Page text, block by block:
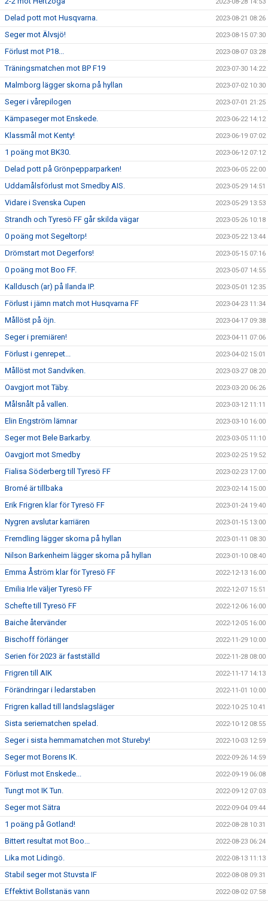
Delad pott mot Husqvarna. 2023-08-21 08:26
Seger mot Älvsjö! 2023-08-15 07:30
Förlust mot P18... 2023-08-07 03:28
Träningsmatchen mot BP F19 2023-07-30 14:22
Malmborg lägger skorna på hyllan 2023-07-02 10:30
Seger i vårepilogen 2023-07-01 21:25
Kämpaseger mot Enskede. 2023-06-22 14:12
Klassmål mot Kenty! 2023-06-19 07:02
1 poäng mot BK30. 2023-06-12 07:12
Delad pott på Grönpepparparken! 2023-06-05 22:00
Uddamålsförlust mot Smedby AIS. 2023-05-29 14:51
Vidare i Svenska Cupen 2023-05-29 13:53
Strandh och Tyresö FF går skilda vägar 2023-05-26 10:18
0 poäng mot Segeltorp! 2023-05-22 13:44
Drömstart mot Degerfors! 2023-05-15 07:16
0 poäng mot Boo FF. 2023-05-07 14:55
Kalldusch (ar) på Ilanda IP. 2023-05-01 12:35
Förlust i jämn match mot Husqvarna FF 2023-04-23 11:34
Mållöst på öjn. 2023-04-17 09:38
Seger i premiären! 2023-04-11 07:06
Förlust i genrepet... 2023-04-02 15:01
Mållöst mot Sandviken. 2023-03-27 08:20
Oavgjort mot Täby. 2023-03-20 06:26
Målsnålt på vallen. 2023-03-12 11:11
Elin Engström lämnar 2023-03-10 16:00
Seger mot Bele Barkarby. 2023-03-05 11:10
Oavgjort mot Smedby 2023-02-25 19:52
Fialisa Söderberg till Tyresö FF 2023-02-23 17:00
Bromé är tillbaka 2023-02-14 15:00
Erik Frigren klar för Tyresö FF 2023-01-24 19:40
Nygren avslutar karriären 2023-01-15 13:00
Fremdling lägger skorna på hyllan 2023-01-11 08:30
Nilson Barkenheim lägger skorna på hyllan 2023-01-10 08:40
Emma Åström klar för Tyresö FF 2022-12-13 16:00
Emilia Irle väljer Tyresö FF 2022-12-07 15:51
Schefte till Tyresö FF 2022-12-06 16:00
Baiche återvänder 2022-12-05 16:00
Bischoff förlänger 2022-11-29 10:00
Serien för 2023 är fastställd 2022-11-28 08:00
Frigren till AIK 2022-11-17 14:13
Förändringar i ledarstaben 2022-11-01 10:00
Frigren kallad till landslagsläger 2022-10-25 10:41
Sista seriematchen spelad. 2022-10-12 08:55
Seger i sista hemmamatchen mot Stureby! 2022-10-03 12:59
Seger mot Borens IK. 2022-09-26 14:59
Förlust mot Enskede... 2022-09-19 06:08
Tungt mot IK Tun. 2022-09-12 07:03
Seger mot Sätra 2022-09-04 09:44
1 poäng på Gotland! 2022-08-28 10:31
Bittert resultat mot Boo... 2022-08-23 06:24
Lika mot Lidingö. 2022-08-13 11:13
Stabil seger mot Stuvsta IF 2022-08-08 09:31
Effektivt Bollstanäs vann 2022-08-02 07:58